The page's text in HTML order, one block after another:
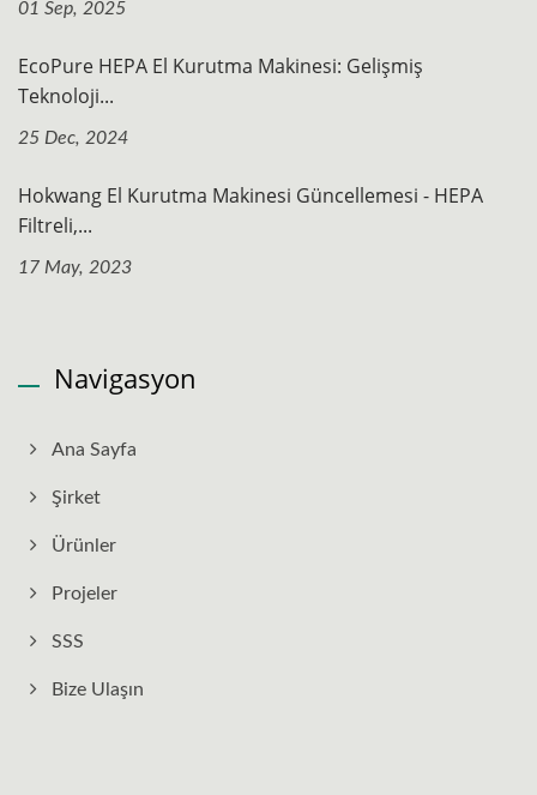
01 Sep, 2025
EcoPure HEPA El Kurutma Makinesi: Gelişmiş
Teknoloji...
25 Dec, 2024
Hokwang El Kurutma Makinesi Güncellemesi - HEPA
Filtreli,...
17 May, 2023
Navigasyon
Ana Sayfa
Şirket
Ürünler
Projeler
SSS
Bize Ulaşın